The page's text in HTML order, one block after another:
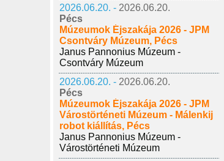
2026.06.20. - 2026.06.20.
Pécs
Múzeumok Éjszakája 2026 - JPM
Csontváry Múzeum, Pécs
Janus Pannonius Múzeum -
Csontváry Múzeum
2026.06.20. - 2026.06.20.
Pécs
Múzeumok Éjszakája 2026 - JPM
Várostörténeti Múzeum - Málenkij
robot kiállítás, Pécs
Janus Pannonius Múzeum -
Várostörténeti Múzeum